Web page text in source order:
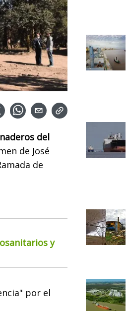
del
de José
de
y
por el